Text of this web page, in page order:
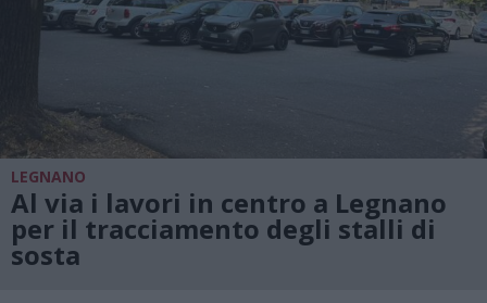
LEGNANO
Al via i lavori in centro a Legnano
per il tracciamento degli stalli di
sosta